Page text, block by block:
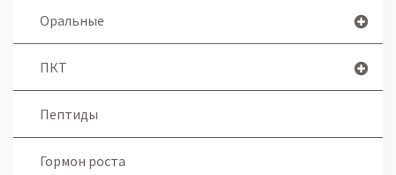
Оральные
ПКТ
Пептиды
Гормон роста